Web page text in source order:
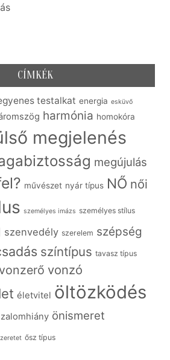
CÍMKÉK
testalkat energia esküvő
harmónia homokóra
megjelenés
megújulás
művészet nyár típus NŐ női
személyes imázs személyes stílus
szenvedély szerelem szépség
színtípus tavasz típus
vonzó
életvitel öltözködés
önismeret
ősz típus